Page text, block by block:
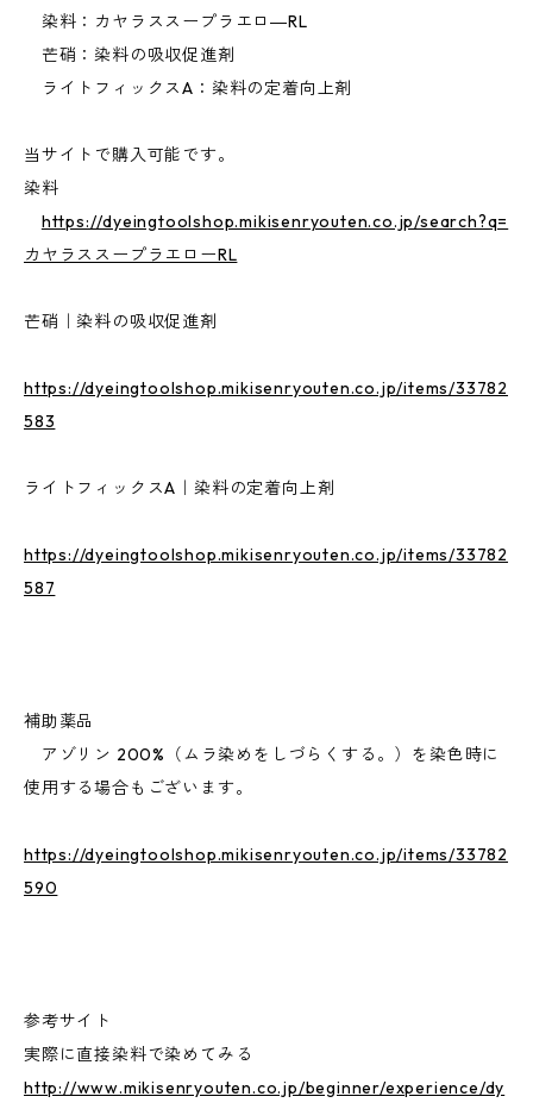
染料：カヤラススープラエロ―RL
芒硝：染料の吸収促進剤
ライトフィックスA：染料の定着向上剤
当サイトで購入可能です。
染料
https://dyeingtoolshop.mikisenryouten.co.jp/search?q=
カヤラススープラエローRL
芒硝｜染料の吸収促進剤
https://dyeingtoolshop.mikisenryouten.co.jp/items/33782
583
ライトフィックスA｜染料の定着向上剤
https://dyeingtoolshop.mikisenryouten.co.jp/items/33782
587
補助薬品
アゾリン 200%（ムラ染めをしづらくする。）を染色時に
使用する場合もございます。
https://dyeingtoolshop.mikisenryouten.co.jp/items/33782
590
参考サイト
実際に直接染料で染めてみる
http://www.mikisenryouten.co.jp/beginner/experience/dy